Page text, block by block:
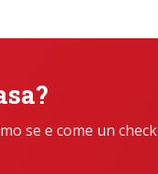
se e come un